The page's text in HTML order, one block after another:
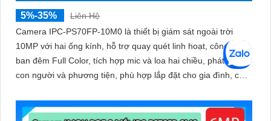
5%-35%
Liên Hệ
Camera IPC-PS70FP-10M0 là thiết bị giám sát ngoài trời
10MP với hai ống kính, hỗ trợ quay quét linh hoạt, công nghệ
ban đêm Full Color, tích hợp mic và loa hai chiều, phát hiện
con người và phương tiện, phù hợp lắp đặt cho gia đình, cửa